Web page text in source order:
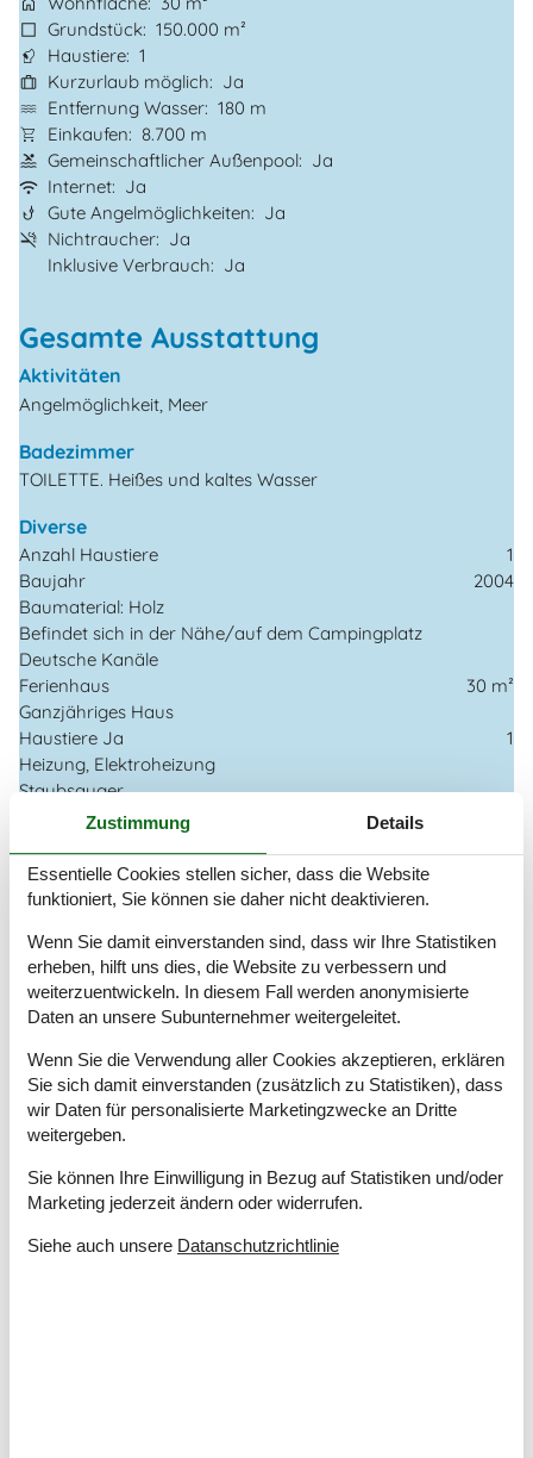
Grundstück
150.000 m²
Haustiere 1
Kurzurlaub möglich
Ja
Entfernung Wasser 180 m
Einkaufen
8.700 m
Gemeinschaftlicher Außenpool
Ja
Internet
Ja
Gute Angelmöglichkeiten
Ja
Nichtraucher
Ja
Inklusive Verbrauch
Ja
Gesamte Ausstattung
Aktivitäten
Angelmöglichkeit, Meer
Badezimmer
TOILETTE. Heißes und kaltes Wasser
Diverse
Anzahl Haustiere
1
Baujahr
2004
Baumaterial: Holz
Befindet sich in der Nähe/auf dem Campingplatz
Deutsche Kanäle
Ferienhaus
30 m²
Ganzjähriges Haus
Haustiere Ja
1
Heizung, Elektroheizung
Staubsauger
Verbrauchskosten inkl.
Draußen
Gemeinsamkeiten
150000 m²
Grill
Kostenloser Parkplatz auf dem Gelände
Kugelgrill
Drinnen
Fußbodenheizung im Badezimmer
Rauchmelder
Elektrogeräte
1 Fernseher
Internet (drahtlos)
Zustimmung Details
Essentielle Cookies stellen sicher, dass die Website
funktioniert, Sie können sie daher nicht deaktivieren.
Wenn Sie damit einverstanden sind, dass wir Ihre Statistiken
erheben, hilft uns dies, die Website zu verbessern und
weiterzuentwickeln. In diesem Fall werden anonymisierte
Daten an unsere Subunternehmer weitergeleitet.
Wenn Sie die Verwendung aller Cookies akzeptieren, erklären
Sie sich damit einverstanden (zusätzlich zu Statistiken), dass
wir Daten für personalisierte Marketingzwecke an Dritte
weitergeben.
Sie können Ihre Einwilligung in Bezug auf Statistiken und/oder
Marketing jederzeit ändern oder widerrufen.
Siehe auch unsere Datanschutzrichtlinie